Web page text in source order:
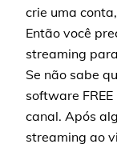
crie uma
Então você
streaming
Se não sabe
software
canal. Após
streaming ao